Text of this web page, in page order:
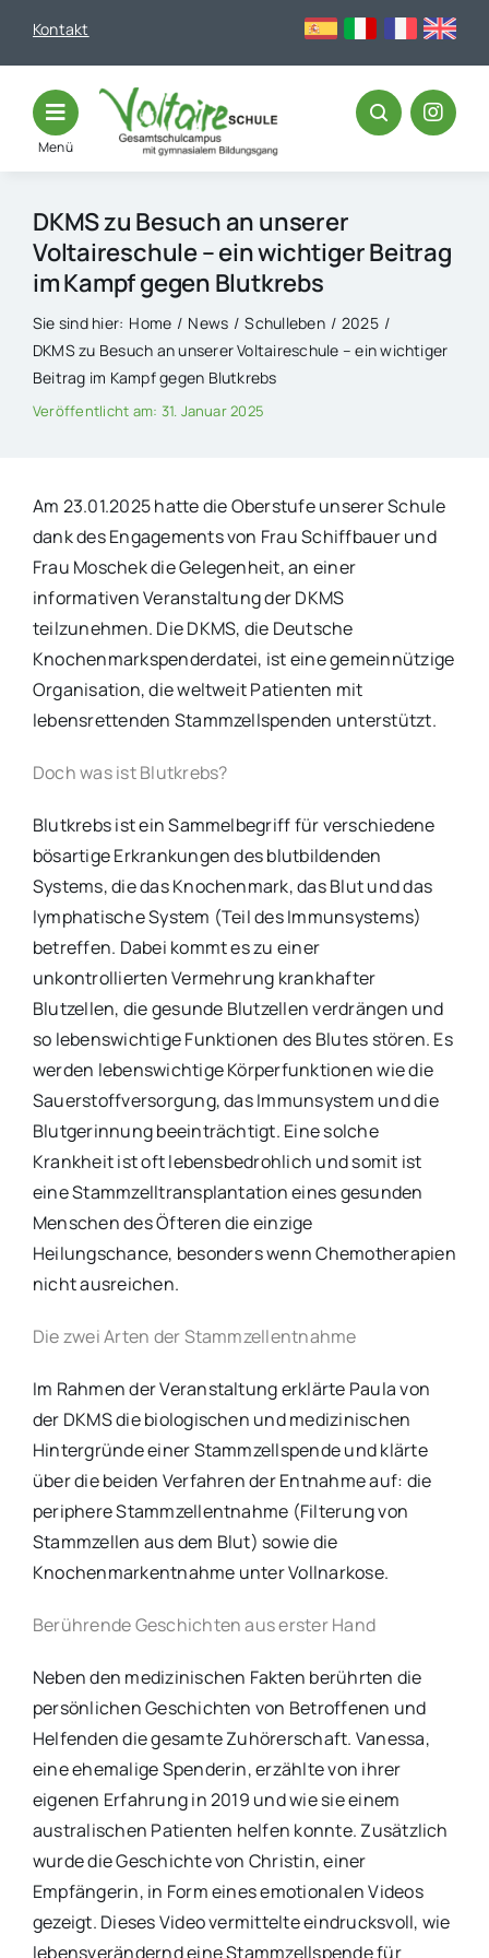
Kontakt
Menü
DKMS zu Besuch an unserer
Voltaireschule – ein wichtiger Beitrag
im Kampf gegen Blutkrebs
Sie sind hier: Home News Schulleben
2025
DKMS zu Besuch an unserer Voltaireschule – ein wichtiger
Beitrag im Kampf gegen Blutkrebs
Veröffentlicht am: 31. Januar 2025
Am 23.01.2025 hatte die Oberstufe unserer Schule
dank des Engagements von Frau Schiffbauer und
Frau Moschek die Gelegenheit, an einer
informativen Veranstaltung der DKMS
teilzunehmen. Die DKMS, die Deutsche
Knochenmarkspenderdatei, ist eine gemeinnützige
Organisation, die weltweit Patienten mit
lebensrettenden Stammzellspenden unterstützt.
Doch was ist Blutkrebs?
Blutkrebs ist ein Sammelbegriff für verschiedene
bösartige Erkrankungen des blutbildenden
Systems, die das Knochenmark, das Blut und das
lymphatische System (Teil des Immunsystems)
betreffen. Dabei kommt es zu einer
unkontrollierten Vermehrung krankhafter
Blutzellen, die gesunde Blutzellen verdrängen und
so lebenswichtige Funktionen des Blutes stören. Es
werden lebenswichtige Körperfunktionen wie die
Sauerstoffversorgung, das Immunsystem und die
Blutgerinnung beeinträchtigt. Eine solche
Krankheit ist oft lebensbedrohlich und somit ist
eine Stammzelltransplantation eines gesunden
Menschen des Öfteren die einzige
Heilungschance, besonders wenn Chemotherapien
nicht ausreichen.
Die zwei Arten der Stammzellentnahme
Im Rahmen der Veranstaltung erklärte Paula von
der DKMS die biologischen und medizinischen
Hintergründe einer Stammzellspende und klärte
über die beiden Verfahren der Entnahme auf: die
periphere Stammzellentnahme (Filterung von
Stammzellen aus dem Blut) sowie die
Knochenmarkentnahme unter Vollnarkose.
Berührende Geschichten aus erster Hand
Neben den medizinischen Fakten berührten die
persönlichen Geschichten von Betroffenen und
Helfenden die gesamte Zuhörerschaft. Vanessa,
eine ehemalige Spenderin, erzählte von ihrer
eigenen Erfahrung in 2019 und wie sie einem
australischen Patienten helfen konnte. Zusätzlich
wurde die Geschichte von Christin, einer
Empfängerin, in Form eines emotionalen Videos
gezeigt. Dieses Video vermittelte eindrucksvoll, wie
lebensverändernd eine Stammzellspende für